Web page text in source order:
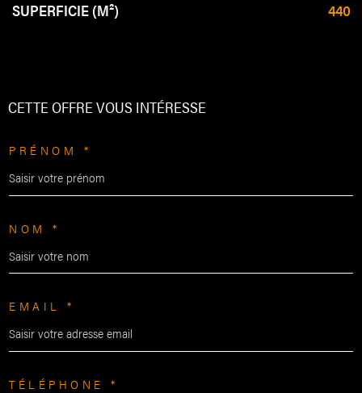
SUPERFICIE (M²) 440
CETTE OFFRE VOUS INTÉRESSE
PRÉNOM *
NOM *
EMAIL *
TÉLÉPHONE *